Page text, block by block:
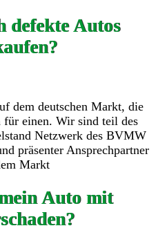
defekte Autos
dem deutschen Markt, die
für einen. Wir sind teil des
Netzwerk des BVMW
präsenter Ansprechpartner
Markt
Auto mit